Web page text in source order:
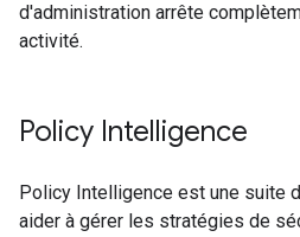
d'administration arrête
activité.
Policy Intelligence
Policy Intelligence est une suite
aider à gérer les stratégies de